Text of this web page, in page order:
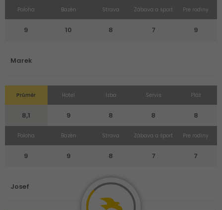
Poloha
9
Bazén
10
Strava
8
Zábava a šport
7
Pre rodiny
9
Marek
Průměr
8,1
Hotel
9
Izba
8
Servis
8
Pláž
8
Poloha
9
Bazén
9
Strava
8
Zábava a šport
7
Pre rodiny
7
Josef